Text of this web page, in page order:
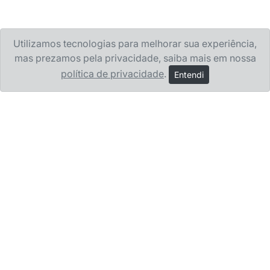
Utilizamos tecnologias para melhorar sua experiência,
mas prezamos pela privacidade, saiba mais em nossa
política de privacidade. Entendi